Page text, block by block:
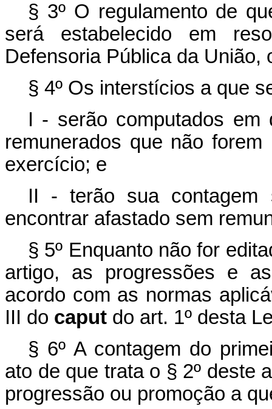
§ 3º O regulamento de
será estabelecido em
Defensoria Pública da
§ 4º Os interstícios a que
I - serão computados em
remunerados que não
exercício; e
II - terão sua contagem
encontrar afastado sem
§ 5º Enquanto não for
artigo, as progressões e
acordo com as normas
III do caput do art. 1º desta
§ 6º A contagem do
ato de que trata o § 2º deste
progressão ou promoção a